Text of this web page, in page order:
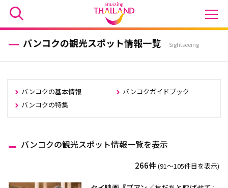
バンコクの観光スポット情報一覧 Sightseeing
バンコクの基本情報
バンコクガイドブック
バンコクの特集
バンコクの観光スポット情報一覧を表示
266件(91〜105件目を表示)